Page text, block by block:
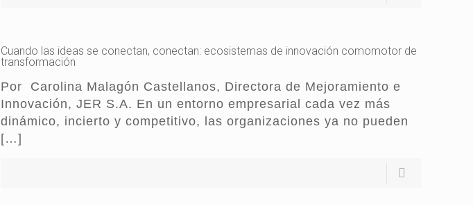
Cuando las ideas se conectan, conectan: ecosistemas de innovación comomotor de
transformación
Por Carolina Malagón Castellanos, Directora de Mejoramiento e
Innovación, JER S.A. En un entorno empresarial cada vez más
dinámico, incierto y competitivo, las organizaciones ya no pueden
[…]